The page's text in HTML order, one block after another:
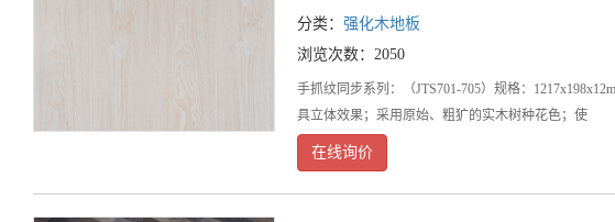
分类： 强化木地板
浏览次数：2050
手抓纹同步系列：（JTS701-705）规格：
具立体效果；采用原始、粗犷的实木树种花色；使
在线询价